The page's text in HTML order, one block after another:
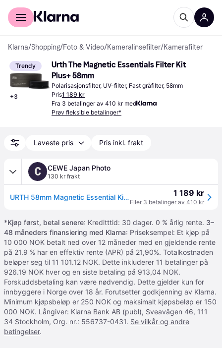
For kunder
Klarna/Shopping/Foto & Video/Kameralinsefilter/Kamerafilter
Trendy
+3
Urth The Magnetic Essentials Filter Kit
Plus+ 58mm
Polarisasjonsfilter, UV-filter, Fast gråfilter, 58mm
Pris1 189 kr
Fra 3 betalinger av 410 kr med
Prøv fleksible betalinger*
Laveste pris Pris inkl. frakt
C CEWE Japan Photo
130 kr frakt
URTH 58mm Magnetic Essential Kit UV+CPL+ND8+ND1000 1 189 kr
Eller 3 betalinger av 410 kr
*Kjøp først, betal senere: Kreditttid: 30 dager. 0 % årlig rente. 3–
48 måneders finansiering med Klarna: Priseksempel: Et kjøp på
10 000 NOK betalt ned over 12 måneder med en gjeldende rente
på 21.9 % har en effektiv rente (APR) på 21,90%. Totalkostnaden
beløper seg til 11 101.12 NOK. Dette inkluderer 11 betalinger på
926.19 NOK hver og en siste betaling på 913,04 NOK.
Forskuddsbetaling kan være nødvendig. Dette gjelder kun for
innbyggere i Norge over 18 år. Forutsetter godkjenning av Klarna.
Minimum kjøpsbeløp er 250 NOK og maksimalt kjøpsbeløp er 150
000 NOK. Långiver: Klarna Bank AB (publ), Sveavägen 46, 111
34 Stockholm, Org. nr.: 556737-0431. Se vilkår og andre
betingelser.